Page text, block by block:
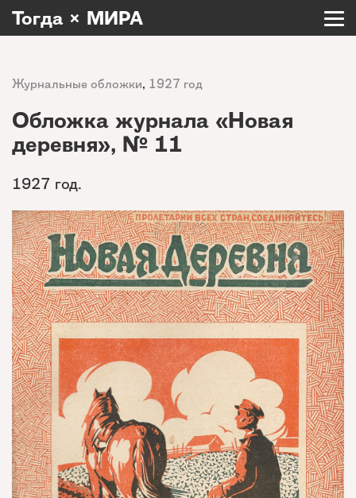
Тогда × МИРА
Журнальные обложки, 1927 год
Обложка журнала «Новая
деревня», № 11
1927 год.